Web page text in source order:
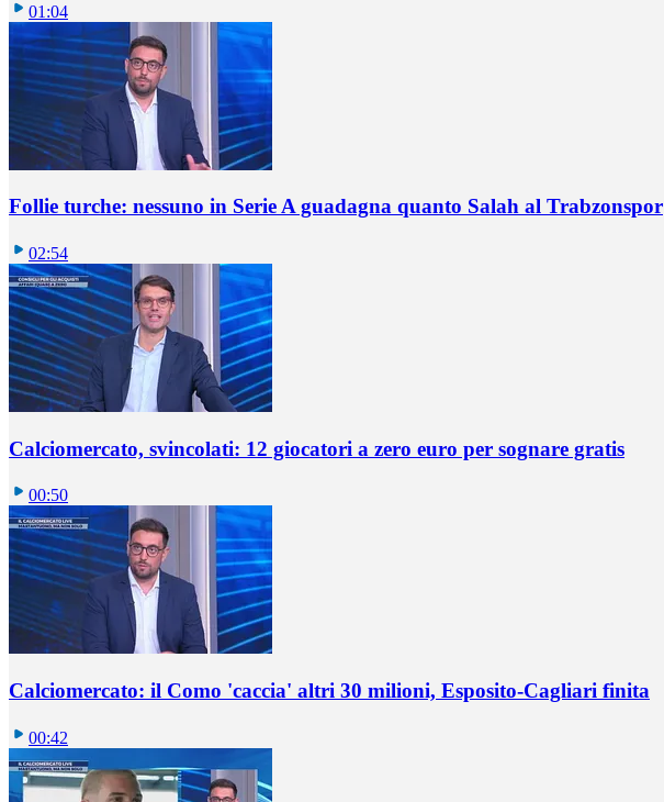
01:04
Follie turche: nessuno in Serie A guadagna quanto Salah al Trabzonspor
02:54
Calciomercato, svincolati: 12 giocatori a zero euro per sognare gratis
00:50
Calciomercato: il Como 'caccia' altri 30 milioni, Esposito-Cagliari finita
00:42